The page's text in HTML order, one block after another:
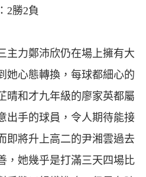
2勝2負
主力鄭沛欣仍在場上擁有大
她心態轉換，每球都細心的
晴和才九年級的廖家英都屬
出手的球員，令人期待能接
即將升上高二的尹湘雲過去
，她幾乎是打滿三天四場比